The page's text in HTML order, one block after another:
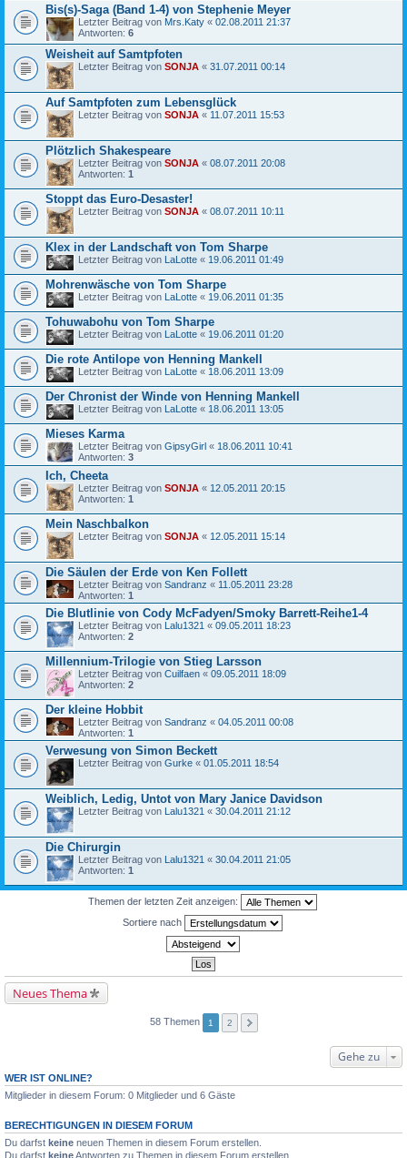
Bis(s)-Saga (Band 1-4) von Stephenie Meyer
Letzter Beitrag von Mrs.Katy « 02.08.2011 21:37
Antworten: 6
Weisheit auf Samtpfoten
Letzter Beitrag von SONJA « 31.07.2011 00:14
Auf Samtpfoten zum Lebensglück
Letzter Beitrag von SONJA « 11.07.2011 15:53
Plötzlich Shakespeare
Letzter Beitrag von SONJA « 08.07.2011 20:08
Antworten: 1
Stoppt das Euro-Desaster!
Letzter Beitrag von SONJA « 08.07.2011 10:11
Klex in der Landschaft von Tom Sharpe
Letzter Beitrag von LaLotte « 19.06.2011 01:49
Mohrenwäsche von Tom Sharpe
Letzter Beitrag von LaLotte « 19.06.2011 01:35
Tohuwabohu von Tom Sharpe
Letzter Beitrag von LaLotte « 19.06.2011 01:20
Die rote Antilope von Henning Mankell
Letzter Beitrag von LaLotte « 18.06.2011 13:09
Der Chronist der Winde von Henning Mankell
Letzter Beitrag von LaLotte « 18.06.2011 13:05
Mieses Karma
Letzter Beitrag von GipsyGirl « 18.06.2011 10:41
Antworten: 3
Ich, Cheeta
Letzter Beitrag von SONJA « 12.05.2011 20:15
Antworten: 1
Mein Naschbalkon
Letzter Beitrag von SONJA « 12.05.2011 15:14
Die Säulen der Erde von Ken Follett
Letzter Beitrag von Sandranz « 11.05.2011 23:28
Antworten: 1
Die Blutlinie von Cody McFadyen/Smoky Barrett-Reihe1-4
Letzter Beitrag von Lalu1321 « 09.05.2011 18:23
Antworten: 2
Millennium-Trilogie von Stieg Larsson
Letzter Beitrag von Cuilfaen « 09.05.2011 18:09
Antworten: 2
Der kleine Hobbit
Letzter Beitrag von Sandranz « 04.05.2011 00:08
Antworten: 1
Verwesung von Simon Beckett
Letzter Beitrag von Gurke « 01.05.2011 18:54
Weiblich, Ledig, Untot von Mary Janice Davidson
Letzter Beitrag von Lalu1321 « 30.04.2011 21:12
Die Chirurgin
Letzter Beitrag von Lalu1321 « 30.04.2011 21:05
Antworten: 1
Themen der letzten Zeit anzeigen:
Sortiere nach
Neues Thema
58 Themen 1 2
Gehe zu
WER IST ONLINE?
Mitglieder in diesem Forum: 0 Mitglieder und 6 Gäste
BERECHTIGUNGEN IN DIESEM FORUM
Du darfst keine neuen Themen in diesem Forum erstellen.
Du darfst keineAntworten zu Themen in diesem Forum erstellen.